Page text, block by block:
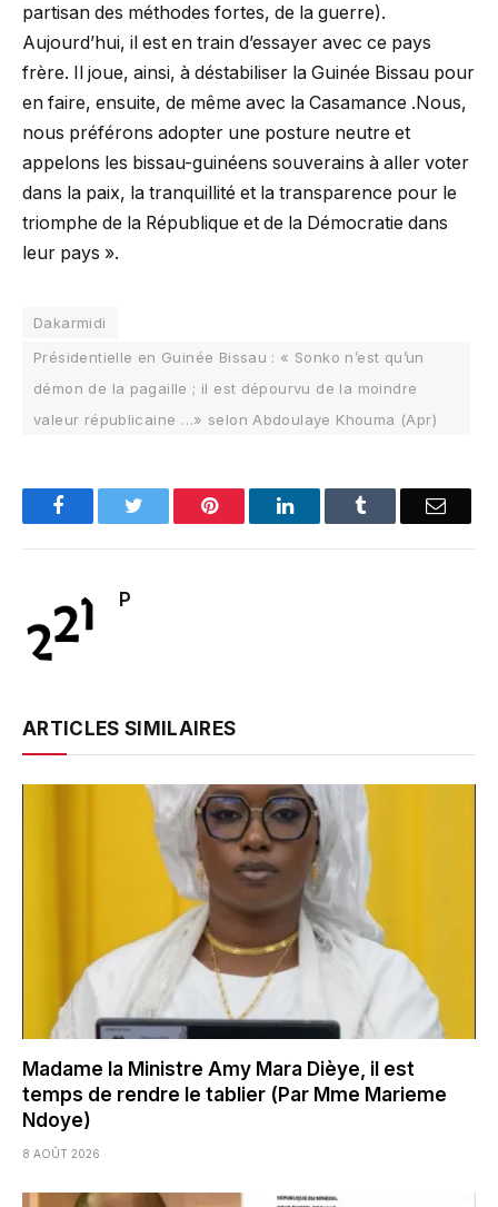
partisan des méthodes fortes, de la guerre).
Aujourd’hui, il est en train d’essayer avec ce pays
frère. Il joue, ainsi, à déstabiliser la Guinée Bissau pour
en faire, ensuite, de même avec la Casamance .Nous,
nous préférons adopter une posture neutre et
appelons les bissau-guinéens souverains à aller voter
dans la paix, la tranquillité et la transparence pour le
triomphe de la République et de la Démocratie dans
leur pays ».
Dakarmidi
Présidentielle en Guinée Bissau : « Sonko n’est qu’un
démon de la pagaille ; il est dépourvu de la moindre
valeur républicaine …» selon Abdoulaye Khouma (Apr)
FacebookTwitter Pinterest LinkedInTumblr Email
P
ARTICLES SIMILAIRES
Madame la Ministre Amy Mara Dièye, il est
temps de rendre le tablier (Par Mme Marieme
Ndoye)
8 AOÛT 2026